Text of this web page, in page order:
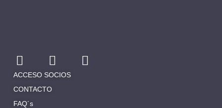
ACCESO SOCIOS
CONTACTO
FAQ´s